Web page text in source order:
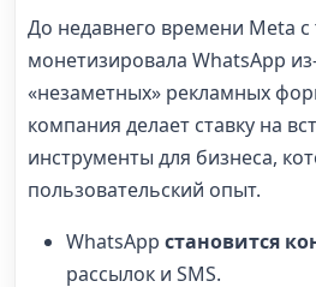
До недавнего времени Meta с
монетизировала WhatsApp
«незаметных» рекламных
компания делает ставку на
инструменты для бизнеса,
пользовательский опыт.
WhatsApp становится
рассылок и SMS.